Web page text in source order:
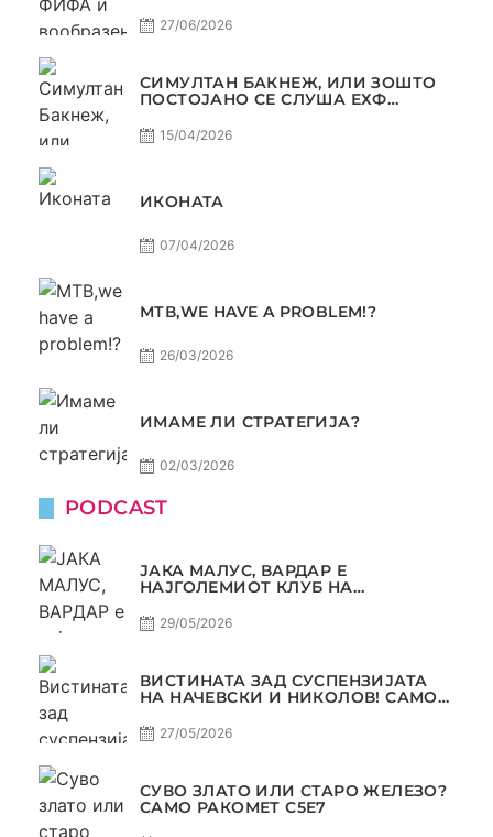
27/06/2026
СИМУЛТАН БАКНЕЖ, ИЛИ ЗОШТО
ПОСТОЈАНО СЕ СЛУША ЕХФ
15/04/2026
ИКОНАТА
07/04/2026
МТВ,WE HAVE A PROBLEM!?
26/03/2026
ИМАМЕ ЛИ СТРАТЕГИЈА?
02/03/2026
PODCAST
ЈАКА МАЛУС, ВАРДАР Е
НАЈГОЛЕМИОТ КЛУБ НА
29/05/2026
ВИСТИНАТА ЗАД СУСПЕНЗИЈАТА
НА НАЧЕВСКИ И НИКОЛОВ! САМО
27/05/2026
СУВО ЗЛАТО ИЛИ СТАРО ЖЕЛЕЗО?
САМО РАКОМЕТ С5Е7